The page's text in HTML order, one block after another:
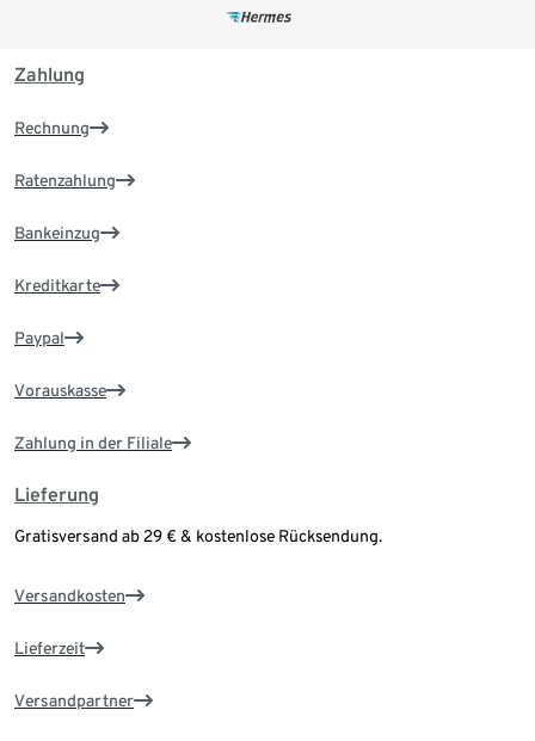
Zahlung
Rechnung
Ratenzahlung
Bankeinzug
Kreditkarte
Paypal
Vorauskasse
Zahlung in der Filiale
Lieferung
Gratisversand ab 29 € & kostenlose Rücksendung.
Versandkosten
Lieferzeit
Versandpartner